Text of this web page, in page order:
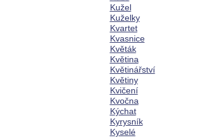
Kužel
Kuželky
Kvartet
Kvasnice
Květák
Květina
Květinářství
Květiny
Kvičení
Kvočna
Kýchat
Kyrysník
Kyselé